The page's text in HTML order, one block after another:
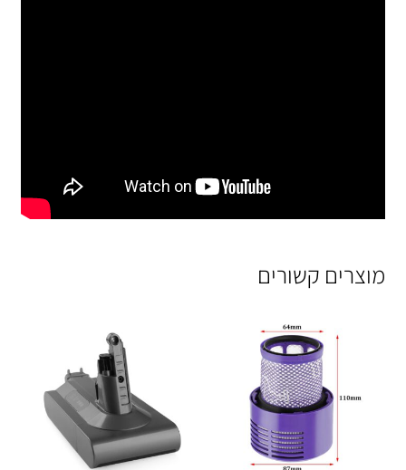
מוצרים קשורים